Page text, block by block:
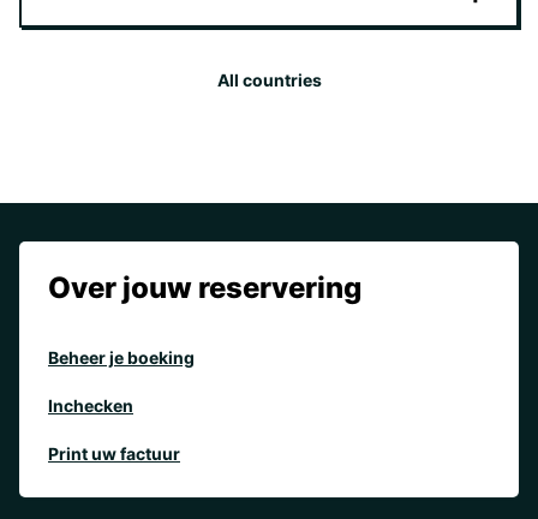
All countries
Over jouw reservering
Beheer je boeking
Inchecken
Print uw factuur